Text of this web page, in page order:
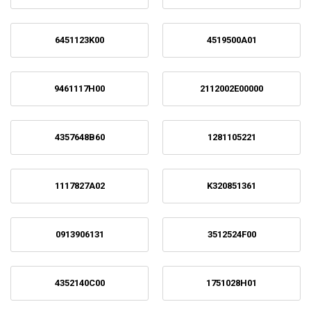
6451123K00 4519500A01
9461117H00 2112002E00000
4357648B60 1281105221
1117827A02 K320851361
0913906131 3512524F00
4352140C00 1751028H01